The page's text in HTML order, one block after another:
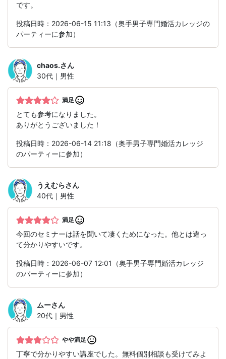
です。
投稿日時：2026-06-15 11:13（奥手男子専門婚活カレッジの
パーティーに参加）
chaos.さん
30代｜男性
満足
とても参考になりました。
ありがとうございました！
投稿日時：2026-06-14 21:18（奥手男子専門婚活カレッジ
のパーティーに参加）
うえむらさん
40代｜男性
満足
今回のセミナーは話を聞いて凄くためになった。他とは違っ
て分かりやすいです。
投稿日時：2026-06-07 12:01（奥手男子専門婚活カレッジ
のパーティーに参加）
ムーさん
20代｜男性
やや満足
丁寧で分かりやすい講座でした。無料個別相談も受けてみよ